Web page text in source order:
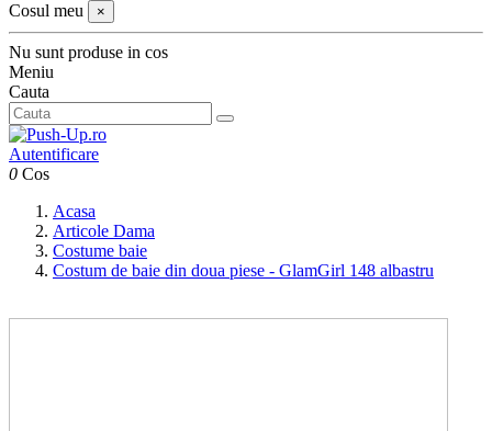
Cosul meu
×
Nu sunt produse in cos
Meniu
Cauta
Autentificare
0 Cos
Acasa
Articole Dama
Costume baie
Costum de baie din doua piese - GlamGirl 148 albastru